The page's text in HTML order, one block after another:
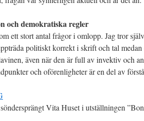
och demokratiska regler
ett stort antal frågor i omlopp. Jag tror
politiskt korrekt i skrift och tal medan
även när den är full av invektiv och
och oförenligheter är en del av
Vita Huset i utställningen